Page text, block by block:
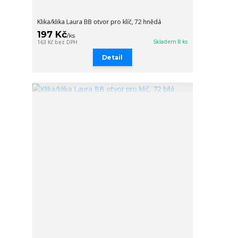
Klika/klika Laura BB otvor pro klíč, 72 hnědá
197 Kč/ks
163 Kč bez DPH Skladem 8 ks
Detail